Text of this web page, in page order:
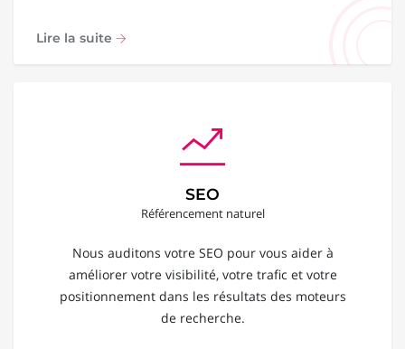
Lire la suite
SEO
Référencement naturel
Nous auditons votre SEO pour vous aider à
améliorer votre visibilité, votre trafic et votre
positionnement dans les résultats des moteurs
de recherche.